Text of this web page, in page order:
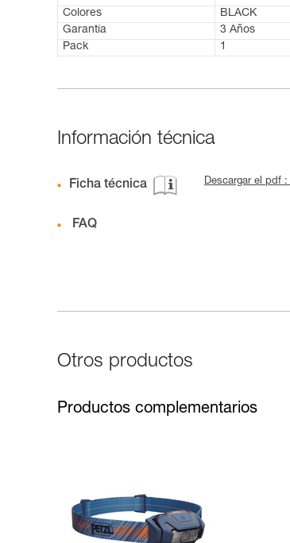
Colores
BLACK
Garantía
3 Años
Pack
1
Información técnica
Ficha técnica Descargar el pdf
FAQ
Otros productos
Productos complementarios